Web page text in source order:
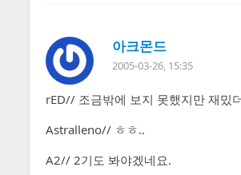
아크몬드
2005-03-26, 15:35
rED// 조금밖에 보지 못했지만 재밌
Astralleno// ㅎㅎ..
A2// 2기도 봐야겠네요.